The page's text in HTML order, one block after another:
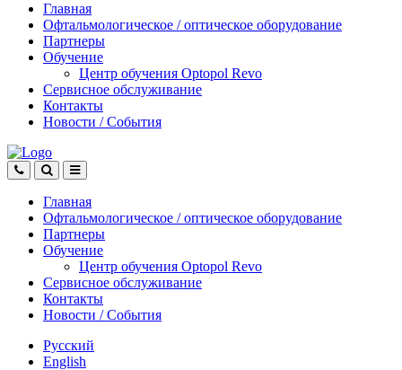
Главная
Офтальмологическое / оптическое оборудование
Партнеры
Обучение
Центр обучения Оptopol Revo
Сервисное обслуживание
Контакты
Новости / События
Главная
Офтальмологическое / оптическое оборудование
Партнеры
Обучение
Центр обучения Оptopol Revo
Сервисное обслуживание
Контакты
Новости / События
Русский
English